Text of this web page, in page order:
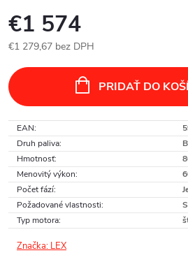
€1 574
€1 279,67 bez DPH
cena:
PRIDAŤ DO
EAN:
Druh paliva:
Hmotnosť:
Menovitý výkon:
Počet fází:
Požadované vlastnosti:
Typ motora:
Značka: LEX